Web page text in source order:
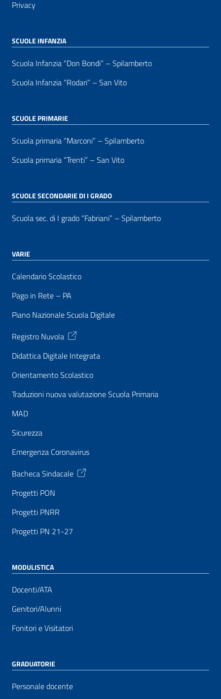
Privacy
SCUOLE INFANZIA
Scuola Infanzia “Don Bondi” – Spilamberto
Scuola Infanzia “Rodari” – San Vito
SCUOLE PRIMARIE
Scuola primaria “Marconi” – Spilamberto
Scuola primaria “Trenti” – San Vito
SCUOLE SECONDARIE DI I GRADO
Scuola sec. di I grado “Fabriani” – Spilamberto
VARIE
Calendario Scolastico
Pago in Rete – PA
Piano Nazionale Scuola Digitale
Registro Nuvola
Didattica Digitale Integrata
Orientamento Scolastico
Traduzioni nuova valutazione Scuola Primaria
MAD
Sicurezza
Emergenza Coronavirus
Bacheca Sindacale
Progetti PON
Progetti PNRR
Progetti PN 21-27
MODULISTICA
Docenti/ATA
Genitori/Alunni
Fonitori e Visitatori
GRADUATORIE
Personale docente